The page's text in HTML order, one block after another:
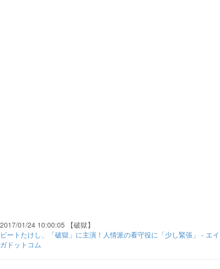
2017/01/24 10:00:05 【破獄】
ビートたけし、「破獄」に主演！人情派の看守役に「少し緊張」 - エイ
ガドットコム